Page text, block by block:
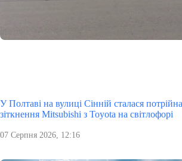
У Полтаві на вулиці Сінній сталася
зіткнення Mitsubishi з Toyota на світлофорі
07 Серпня 2026, 12:16